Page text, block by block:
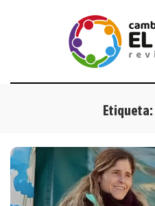
Etiqueta: